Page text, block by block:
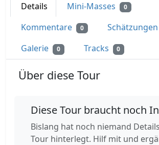
Details Mini-Masses 0
Kommentare 0 Schätzungen
Galerie 0 Tracks 0
Über diese Tour
Diese Tour braucht noch
Bislang hat noch niemand
Tour hinterlegt. Hilf mit und